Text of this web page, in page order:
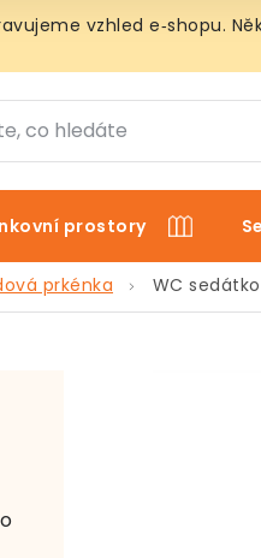
vzhled e‑shopu.
prostory
prkénka WC